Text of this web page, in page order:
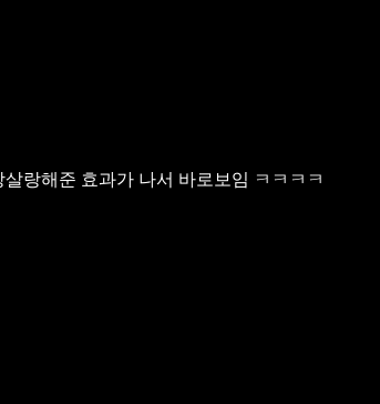
랑해준 효과가 나서 바로보임 ㅋㅋㅋㅋ